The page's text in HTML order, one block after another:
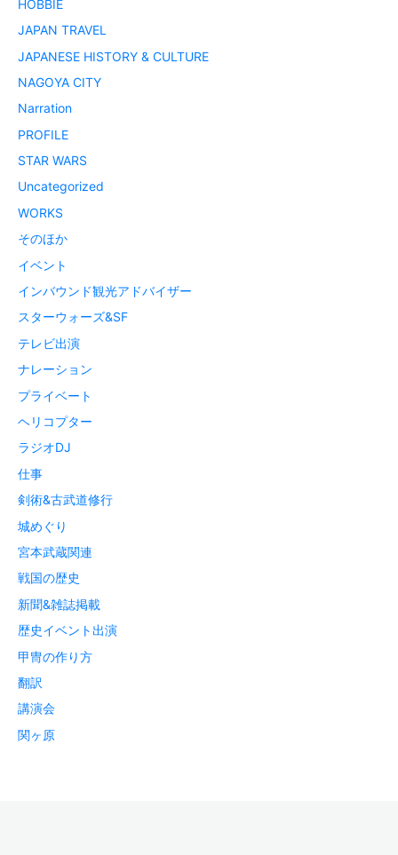
HOBBIE
JAPAN TRAVEL
JAPANESE HISTORY & CULTURE
NAGOYA CITY
Narration
PROFILE
STAR WARS
Uncategorized
WORKS
そのほか
イベント
インバウンド観光アドバイザー
スターウォーズ&SF
テレビ出演
ナレーション
プライベート
ヘリコプター
ラジオDJ
仕事
剣術&古武道修行
城めぐり
宮本武蔵関連
戦国の歴史
新聞&雑誌掲載
歴史イベント出演
甲冑の作り方
翻訳
講演会
関ヶ原